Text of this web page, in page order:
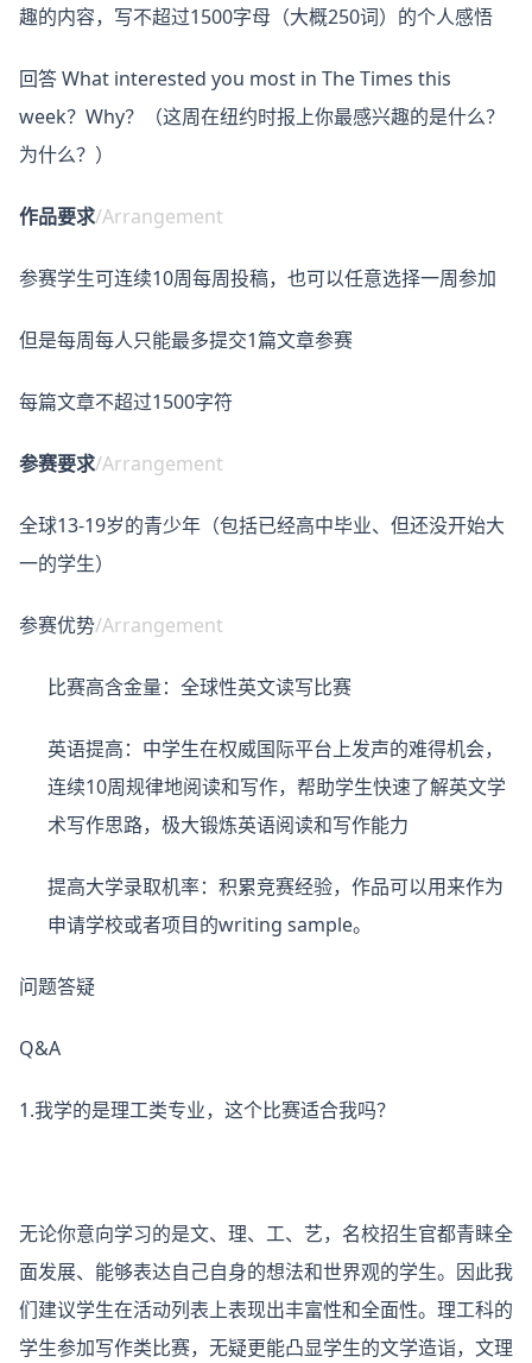
趣的内容，写不超过1500字母（大概250词）的个人感悟
回答 What interested you most in The Times this
week？Why？（这周在纽约时报上你最感兴趣的是什么？
为什么？）
作品要求/Arrangement
参赛学生可连续10周每周投稿，也可以任意选择一周参加
但是每周每人只能最多提交1篇文章参赛
每篇文章不超过1500字符
参赛要求/Arrangement
全球13-19岁的青少年（包括已经高中毕业、但还没开始大
一的学生）
参赛优势/Arrangement
比赛高含金量：全球性英文读写比赛
英语提高：中学生在权威国际平台上发声的难得机会，
连续10周规律地阅读和写作，帮助学生快速了解英文学
术写作思路，极大锻炼英语阅读和写作能力
提高大学录取机率：积累竞赛经验，作品可以用来作为
申请学校或者项目的writing sample。
问题答疑
Q&A
1.我学的是理工类专业，这个比赛适合我吗？
无论你意向学习的是文、理、工、艺，名校招生官都青睐全
面发展、能够表达自己自身的想法和世界观的学生。因此我
们建议学生在活动列表上表现出丰富性和全面性。理工科的
学生参加写作类比赛，无疑更能凸显学生的文学造诣，文理